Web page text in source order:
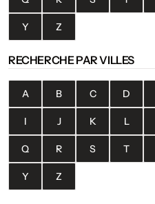
Y Z
RECHERCHE PAR VILLES
A B C D
I J K L
Q R S T
Y Z